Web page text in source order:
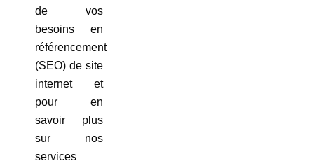
de vos
besoins en
référencement
(SEO) de site
internet et
pour en
savoir plus
sur nos
services